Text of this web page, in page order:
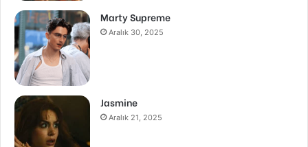
Marty Supreme
Aralık 30, 2025
Jasmine
Aralık 21, 2025